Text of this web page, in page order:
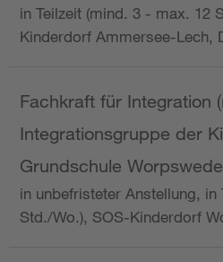
in Teilzeit (mind. 3 - max. 12
Kinderdorf Ammersee-Lech,
Fachkraft für Integration
Integrationsgruppe der
Grundschule Worpswede
in unbefristeter Anstellung, in
Std./Wo.), SOS-Kinderdorf